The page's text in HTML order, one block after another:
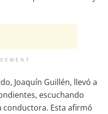
Joaquín Guillén, llevó a
escuchando
Esta afirmó